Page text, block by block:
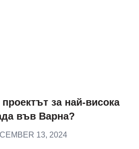
за най-висока
във Варна?
13, 2024